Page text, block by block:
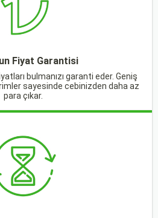
Fiyat Garantisi
bulmanızı garanti eder. Geniş
sayesinde cebinizden daha az
para çıkar.